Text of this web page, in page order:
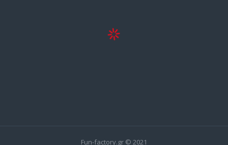
Fun-factory.gr © 2021